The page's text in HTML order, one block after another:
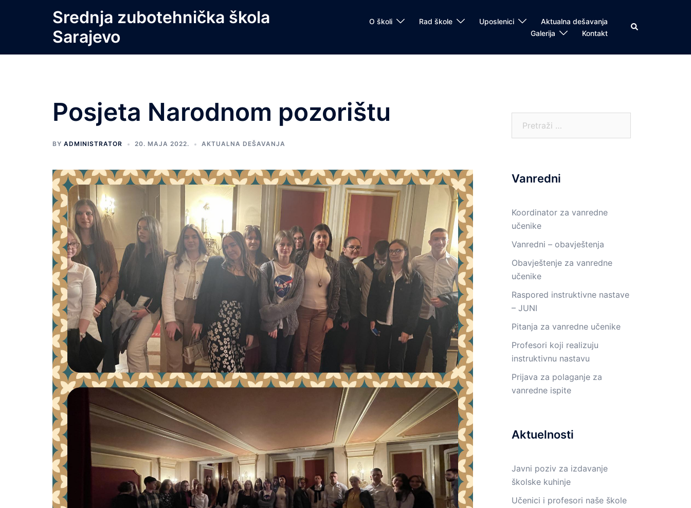
Srednja zubotehnička škola
Sarajevo
O školi Rad škole Uposlenici
Aktualna dešavanja
Galerija
Kontakt
Search
Posjeta Narodnom pozorištu
BY ADMINISTRATOR 20. MAJA 2022. AKTUALNA DEŠAVANJA
Vanredni
Koordinator za vanredne
učenike
Vanredni – obavještenja
Obavještenje za vanredne
učenike
Raspored instruktivne nastave
– JUNI
Pitanja za vanredne učenike
Profesori koji realizuju
instruktivnu nastavu
Prijava za polaganje za
vanredne ispite
Aktuelnosti
Javni poziv za izdavanje
školske kuhinje
Učenici i profesori naše škole